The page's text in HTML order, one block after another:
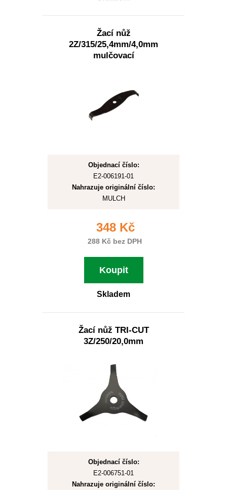
Žací nůž
2Z/315/25,4mm/4,0mm
mulčovací
Objednací číslo:
E2-006191-01
Nahrazuje originální číslo:
MULCH
348 Kč
288 Kč bez DPH
Koupit
Skladem
Žací nůž TRI-CUT
3Z/250/20,0mm
Objednací číslo:
E2-006751-01
Nahrazuje originální číslo: